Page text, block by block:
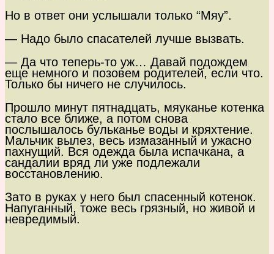
Но в ответ они услышали только “Мяу”.
— Надо было спасателей лучше вызвать.
— Да что теперь-то уж… Давай подождем
еще немного и позовем родителей, если что.
Только бы ничего не случилось.
Прошло минут пятнадцать, мяуканье котенка
стало все ближе, а потом снова
послышалось бульканье воды и кряхтение.
Мальчик вылез, весь измазанный и ужасно
пахнущий. Вся одежда была испачкана, а
сандалии вряд ли уже подлежали
восстановлению.
Зато в руках у него был спасенный котенок.
Напуганный, тоже весь грязный, но живой и
невредимый.